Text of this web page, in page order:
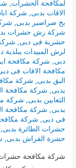
لمكافحة الحشرات,
الافات بدبى, شركة
بخ صراصير بدبى,
شركة رش حشرات
حشرية فى دبى,
لرش المبيدات ببلدية
دبى, شركة مكافحة
مكافحة الافات فى
البق بدبى, شركة
بدبى, شركة مكافحة
الثعابين بدبى, شركة
بدبى, شركة مكافحة
فى دبى, شركة
حشرات الطائرة بدبى,
حشرة الفراش بدبى,
شركة مكافحة